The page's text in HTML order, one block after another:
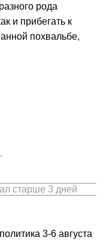
рода
и прибегать к
похвальбе,
старше 3 дней
3-6 августа